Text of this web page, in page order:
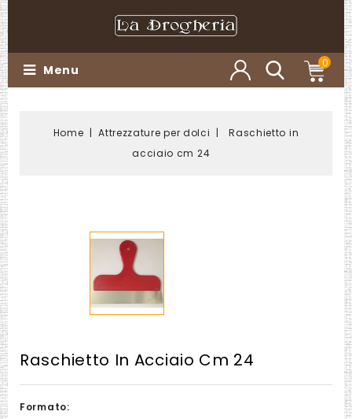
0
Menu
Home Attrezzature per dolci
Raschietto in
acciaio cm 24
Raschietto In Acciaio Cm 24
Formato: